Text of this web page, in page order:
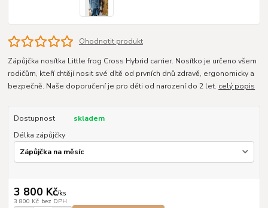
Ohodnotit produkt
Zápůjčka nosítka Little frog Cross Hybrid carrier. Nosítko je určeno všem
rodičům, kteří chtějí nosit své dítě od prvních dnů zdravě, ergonomicky a
bezpečně. Naše doporučení je pro děti od narození do 2 let. celý popis
Dostupnost
skladem
Délka zápůjčky
3 800 Kč/ks
3 800 Kč bez DPH